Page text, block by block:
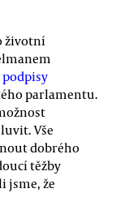
životní
parlamentu.
Vše
dobrého
těžby
jsme, že